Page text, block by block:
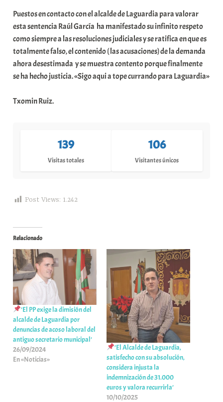
Puestos en contacto con el alcalde de Laguardia para valorar
esta sentencia Raúl García ha manifestado su infinito respeto
como siempre a las resoluciones judiciales y se ratifica en que es
totalmente falso, el contenido ( las acusaciones) de la demanda
ahora desestimada y se muestra contento porque finalmente
se ha hecho justicia. «Sigo aqui a tope currando para Laguardia»
Txomin Ruiz.
139
Visitas totales
106
Visitantes únicos
Post Views: 1.242
Relacionado
’El PP exige la dimisión del
alcalde de Laguardia por
denuncias de acoso laboral del
antiguo secretario municipal’
26/09/2024
En «Noticias»
’El Alcalde de Laguardia,
satisfecho con su absolución,
considera injusta la
indemnización de 31.000
euros y valora recurrirla’
10/10/2025